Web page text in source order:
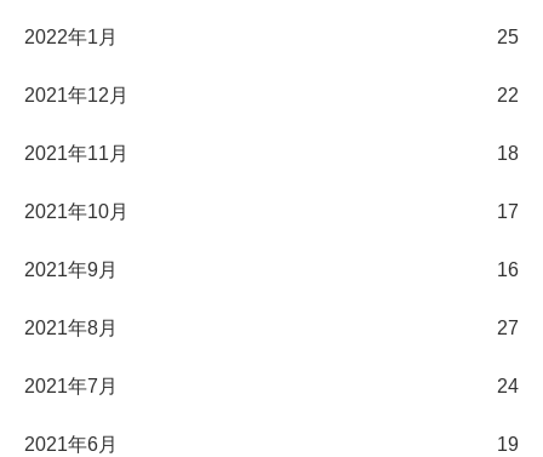
2022年1月 25
2021年12月 22
2021年11月 18
2021年10月 17
2021年9月 16
2021年8月 27
2021年7月 24
2021年6月 19